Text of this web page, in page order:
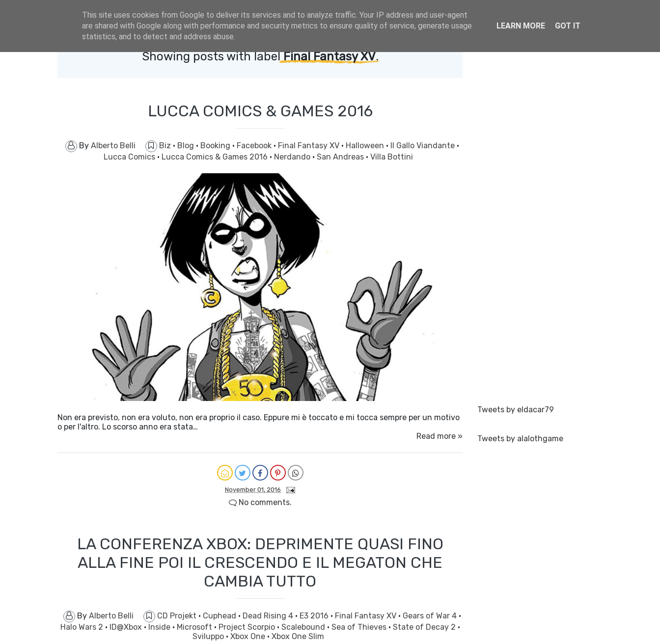
Showing posts with labelFinal Fantasy XV.
LUCCA COMICS & GAMES 2016
By Alberto Belli Biz · Blog · Booking · Facebook · Final Fantasy XV · Halloween · Il Gallo Viandante ·
Lucca Comics · Lucca Comics & Games 2016 · Nerdando · San Andreas · Villa Bottini
Non era previsto, non era voluto, non era proprio il caso. Eppure mi è toccato e mi tocca sempre per un motivo
o per l'altro. Lo scorso anno era stata…
Read more »
November 01, 2016
No comments.
LA CONFERENZA XBOX: DEPRIMENTE QUASI FINO
ALLA FINE POI IL CRESCENDO E IL MEGATON CHE
CAMBIA TUTTO
By Alberto Belli CD Projekt · Cuphead · Dead Rising 4 · E3 2016 · Final Fantasy XV · Gears of War 4 ·
Halo Wars 2 · ID@Xbox · Inside · Microsoft · Project Scorpio · Scalebound · Sea of Thieves · State of Decay 2 ·
Sviluppo · Xbox One · Xbox One Slim
Tweets by eldacar79
Tweets by alalothgame
This site uses cookies from Google to deliver its services and to analyze traffic. Your IP address and user-agent
are shared with Google along with performance and security metrics to ensure quality of service, generate usage
statistics, and to detect and address abuse.
LEARN MORE GOT IT